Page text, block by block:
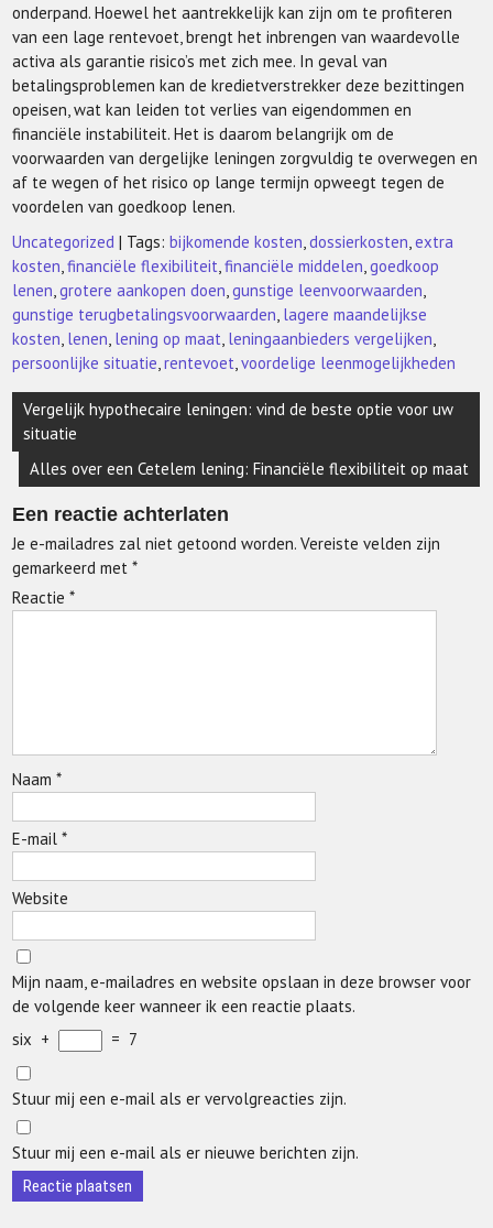
onderpand. Hoewel het aantrekkelijk kan zijn om te profiteren
van een lage rentevoet, brengt het inbrengen van waardevolle
activa als garantie risico’s met zich mee. In geval van
betalingsproblemen kan de kredietverstrekker deze bezittingen
opeisen, wat kan leiden tot verlies van eigendommen en
financiële instabiliteit. Het is daarom belangrijk om de
voorwaarden van dergelijke leningen zorgvuldig te overwegen en
af te wegen of het risico op lange termijn opweegt tegen de
voordelen van goedkoop lenen.
Uncategorized | Tags:bijkomende kosten,dossierkosten,extra
kosten,financiële flexibiliteit,financiële middelen,goedkoop
lenen,grotere aankopen doen,gunstige leenvoorwaarden,
gunstige terugbetalingsvoorwaarden, lagere maandelijkse
kosten, lenen, lening op maat, leningaanbieders vergelijken,
persoonlijke situatie,rentevoet,voordelige leenmogelijkheden
Berichtnavigatie
Vergelijk hypothecaire leningen: vind de beste optie voor uw
situatie
Alles over een Cetelem lening: Financiële flexibiliteit op maat
Een reactie achterlaten
Je e-mailadres zal niet getoond worden. Vereiste velden zijn
gemarkeerd met*
Reactie*
Naam*
E-mail*
Website
Mijn naam, e-mailadres en website opslaan in deze browser voor
de volgende keer wanneer ik een reactie plaats.
six + = 7
Stuur mij een e-mail als er vervolgreacties zijn.
Stuur mij een e-mail als er nieuwe berichten zijn.